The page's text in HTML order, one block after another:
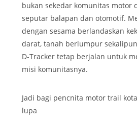
bukan sekedar komunitas motor
seputar balapan dan otomotif.
dengan sesama berlandaskan
darat, tanah berlumpur
D-Tracker tetap berjalan untuk
misi komunitasnya.
Jadi bagi pencnita motor trail
lupa